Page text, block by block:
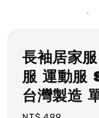
長袖居家
服 運動服
台灣製造